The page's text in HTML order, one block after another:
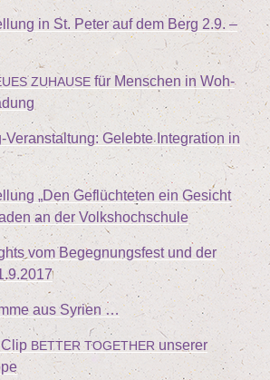
in St. Peter auf dem Berg 2.9. –
ZUHAUSEfür Men­schen in Woh­
Geleb­te Inte­gra­ti­on in
„Den Geflüch­te­ten ein Gesicht
an der Volkshochschule
vom Begeg­nungs­fest und der
.9.2017
aus Syrien …
BETTER TOGETHER unse­rer